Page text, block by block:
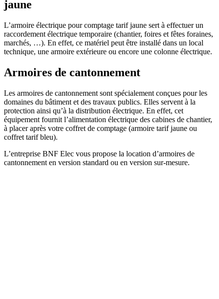
jaune
L’armoire électrique pour comptage tarif jaune sert à effectuer un
raccordement électrique temporaire (chantier, foires et fêtes foraines,
marchés, …). En effet, ce matériel peut être installé dans un local
technique, une armoire extérieure ou encore une colonne électrique.
Armoires de cantonnement
Les armoires de cantonnement sont spécialement conçues pour les
domaines du bâtiment et des travaux publics. Elles servent à la
protection ainsi qu’à la distribution électrique. En effet, cet
équipement fournit l’alimentation électrique des cabines de chantier,
à placer après votre coffret de comptage (armoire tarif jaune ou
coffret tarif bleu).
L’entreprise BNF Elec vous propose la location d’armoires de
cantonnement en version standard ou en version sur-mesure.